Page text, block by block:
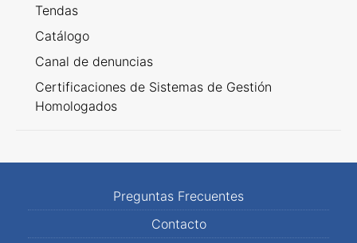
Tendas
Catálogo
Canal de denuncias
Certificaciones de Sistemas de Gestión
Homologados
Preguntas Frecuentes
Contacto